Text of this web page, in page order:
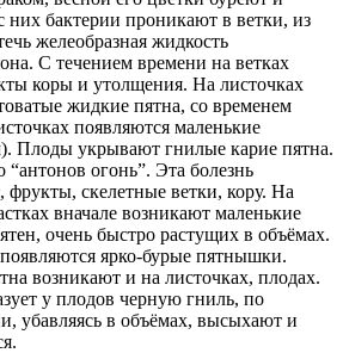
них бактерии проникают в ветки, из
желеобразная жидкость
С течением времени на ветках
коры и утолщения. На листочках
жидкие пятна, со временем
появляются маленькие
Плоды укрывают гнилые карие пятна.
огонь”. Эта болезнь
фрукты, скелетные ветки, кору. На
вначале возникают маленькие
очень быстро растущих в объёмах.
ярко-бурые пятнышки.
возникают и на листочках, плодах.
у плодов черную гниль, по
убавляясь в объёмах, высыхают и